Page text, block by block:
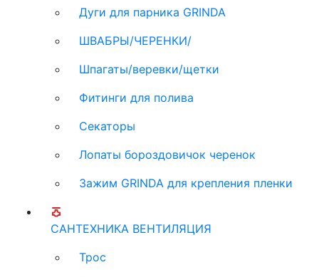
Дуги для парника GRINDA
ШВАБРЫ/ЧЕРЕНКИ/
Шпагаты/веревки/щетки
Фитинги для полива
Секаторы
Лопаты бороздовичок черенок
Зажим GRINDA для крепления пленки
САНТЕХНИКА ВЕНТИЛЯЦИЯ
Трос